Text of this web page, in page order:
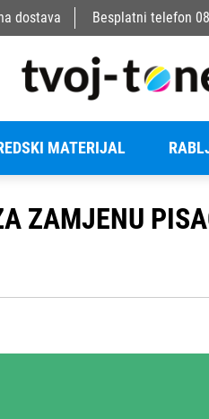
dostava Besplatni telefon
MATERIJAL
ZAMJENU